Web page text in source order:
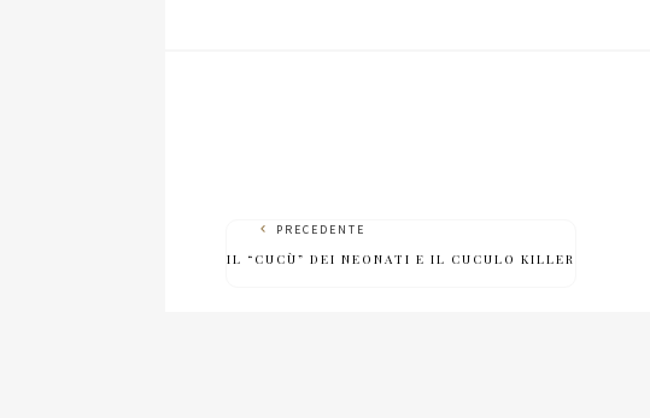
PRECEDENTE
IL “CUCÙ” DEI NEONATI E IL CUCULO KILLER